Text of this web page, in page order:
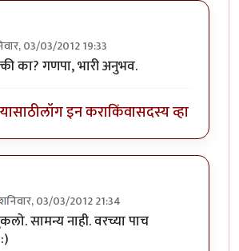
03/03/2012 19:33
अनुभव प्रामाणिकपणे शेअर केल्याबद्दल अभिनंदन!
का? गणपा, भारी अनुभव.
लॉग इन कराकिंवासदस्य व्हा
शनिवार, 03/03/2012 21:34
??byअन्या दातार
सामन्य नाही. वरच्या पाच